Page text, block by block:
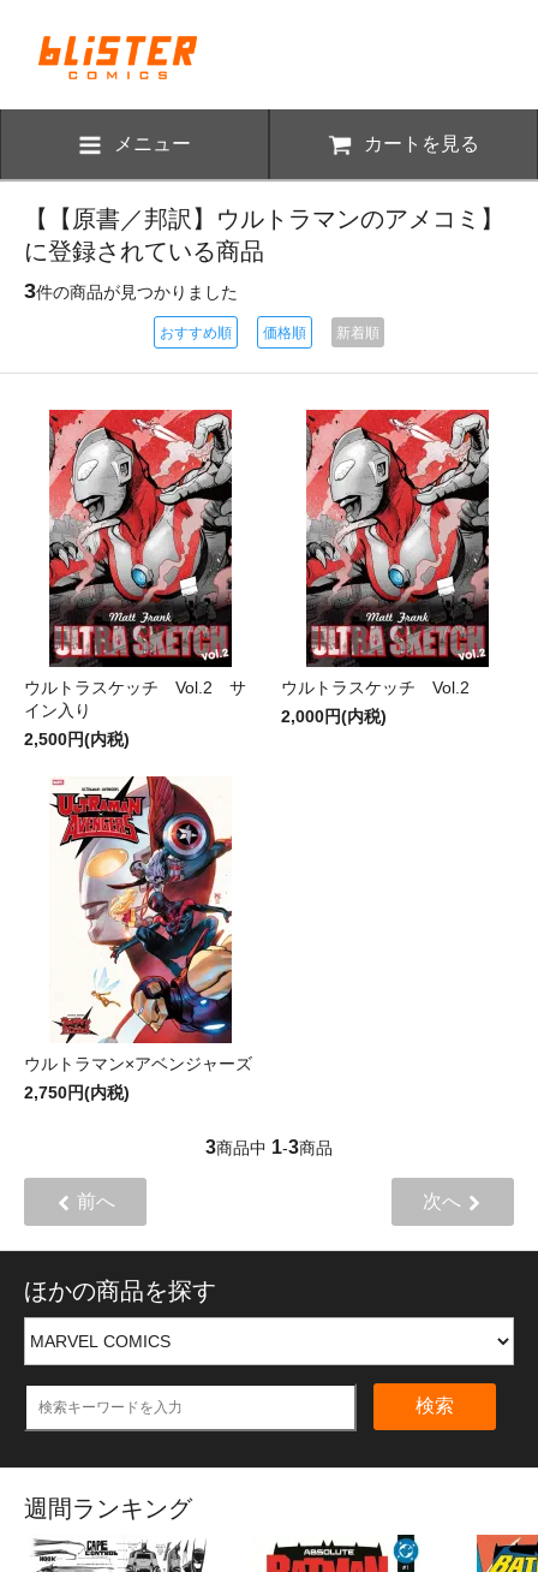
メニュー カートを見る
【【原書／邦訳】ウルトラマンのアメコミ】
に登録されている商品
3件の商品が見つかりました
おすすめ順 価格順 新着順
ウルトラスケッチ Vol.2 サ
イン入り
2,500円(内税)
ウルトラスケッチ Vol.2
2,000円(内税)
ウルトラマン×アベンジャーズ
2,750円(内税)
3商品中 1-3商品
前へ 次へ
ほかの商品を探す
検索
週間ランキング